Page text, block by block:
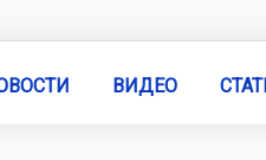
ВИДЕО